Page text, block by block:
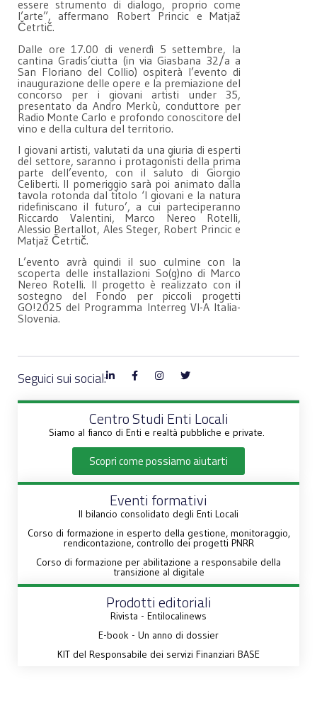
essere strumento di dialogo, proprio come
l’arte”, affermano Robert Princic e Matjaž
Četrtič.
Dalle ore 17.00 di venerdì 5 settembre, la
cantina Gradis’ciutta (in via Giasbana 32/a a
San Floriano del Collio) ospiterà l’evento di
inaugurazione delle opere e la premiazione del
concorso per i giovani artisti under 35,
presentato da Andro Merkù, conduttore per
Radio Monte Carlo e profondo conoscitore del
vino e della cultura del territorio.
I giovani artisti, valutati da una giuria di esperti
del settore, saranno i protagonisti della prima
parte dell’evento, con il saluto di Giorgio
Celiberti. Il pomeriggio sarà poi animato dalla
tavola rotonda dal titolo ‘I giovani e la natura
ridefiniscano il futuro’, a cui parteciperanno
Riccardo Valentini, Marco Nereo Rotelli,
Alessio Bertallot, Ales Steger, Robert Princic e
Matjaž Četrtič.
L’evento avrà quindi il suo culmine con la
scoperta delle installazioni So(g)no di Marco
Nereo Rotelli. Il progetto è realizzato con il
sostegno del Fondo per piccoli progetti
GO!2025 del Programma Interreg VI-A Italia-
Slovenia.
Seguici sui social:
Centro Studi Enti Locali
Siamo al fianco di Enti e realtà pubbliche e private.
Scopri come possiamo aiutarti
Eventi formativi
Il bilancio consolidato degli Enti Locali
Corso di formazione in esperto della gestione, monitoraggio,
rendicontazione, controllo dei progetti PNRR
Corso di formazione per abilitazione a responsabile della
transizione al digitale
Prodotti editoriali
Rivista - Entilocalinews
E-book - Un anno di dossier
KIT del Responsabile dei servizi Finanziari BASE